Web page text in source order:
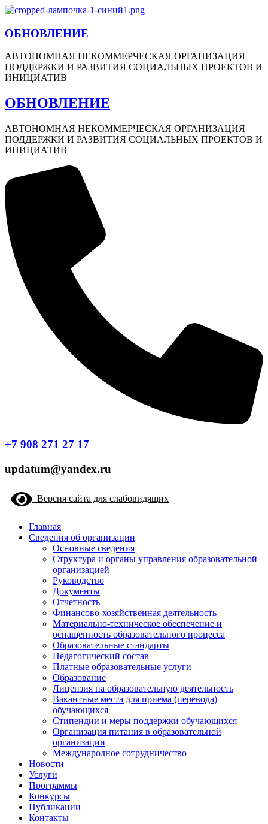
ОБНОВЛЕНИЕ
АВТОНОМНАЯ НЕКОММЕРЧЕСКАЯ ОРГАНИЗАЦИЯ
ПОДДЕРЖКИ И РАЗВИТИЯ СОЦИАЛЬНЫХ ПРОЕКТОВ И
ИНИЦИАТИВ
ОБНОВЛЕНИЕ
АВТОНОМНАЯ НЕКОММЕРЧЕСКАЯ ОРГАНИЗАЦИЯ
ПОДДЕРЖКИ И РАЗВИТИЯ СОЦИАЛЬНЫХ ПРОЕКТОВ И
ИНИЦИАТИВ
+7 908 271 27 17
updatum@yandex.ru
Версия сайта для слабовидящих
Главная
Сведения об организации
Основные сведения
Структура и органы управления образовательной
организацией
Руководство
Документы
Отчетность
Финансово-хозяйственная деятельность
Материально-техническое обеспечение и
оснащенность образовательного процесса
Образовательные стандарты
Педагогический состав
Платные образовательные услуги
Образование
Лицензия на образовательную деятельность
Вакантные места для приема (перевода)
обучающихся
Стипендии и меры поддержки обучающихся
Организация питания в образовательной
организации
Международное сотрудничество
Новости
Услуги
Программы
Конкурсы
Публикации
Контакты